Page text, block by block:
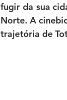
fugir da sua
Norte. A
trajetória de